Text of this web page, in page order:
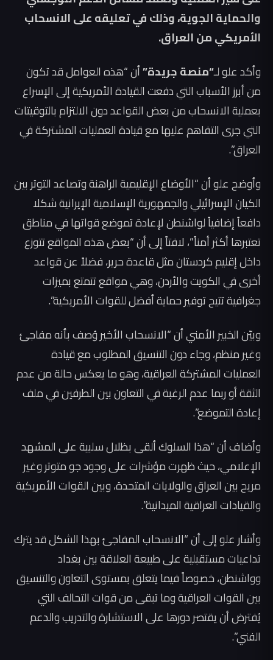
والحماية الجوية، وذلك في تعليقه على الانسحاب
الأمريكي من العراق.
وأكد علو لـ“منصة جريدة”أن “هذه العوامل قد تكون
من أبرز الأسباب التي دفعت القيادة الأمريكية إلى الإسراع
بعملية الانسحاب من بعض القواعد دون الالتزام بالتوقيتات
التي جرى التفاهم عليها مع قيادة العمليات المشتركة في
العراق”.
وأوضح علو أن “الأوضاع الإقليمية الراهنة وتصاعد التوتر بين
الكيان الإسرائيلي والجمهورية الإسلامية الإيرانية شكلا
دافعاً إضافياً لواشنطن لإعادة تموضع قواتها في مناطق
تعتبرها أكثر أمناً”، لافتاً إلى أن “بعض هذه المواقع تتوزع
داخل إقليم كردستان مثل قاعدة حرير، فضلاً عن قواعد
أخرى في الكويت والأردن، وهي مواقع تتمتع بميزات
جغرافية تتيح توفير حماية أفضل للقوات الأمريكية”.
وبيّن الخبير الأمني أن “الانسحاب الأخير وُصف بأنه مفاجئ
وغير منظم، وجاء دون التنسيق المطلوب مع قيادة
العمليات المشتركة العراقية، وهو ما يعكس حالة من عدم
الثقة أو ربما عدم الرغبة في التعاون بين الطرفين في ملف
إعادة التموضع”.
وأضاف أن “هذا السلوك ألقى بظلال سلبية على المشهد
الإعلامي، حيث ظهرت مؤشرات على وجود جو متوتر وغير
مريح بين العراق والولايات المتحدة، وبين القوات الأمريكية
والقيادات العراقية الميدانية”.
وأشار علو إلى أن “الانسحاب المفاجئ بهذا الشكل قد يترك
تداعيات مستقبلية على طبيعة العلاقة بين بغداد
وواشنطن، خصوصاً فيما يتعلق بمستوى التعاون والتنسيق
بين القوات العراقية وما تبقى من قوات التحالف التي
يُفترض أن يقتصر دورها على الاستشارة والتدريب والدعم
الفني”.